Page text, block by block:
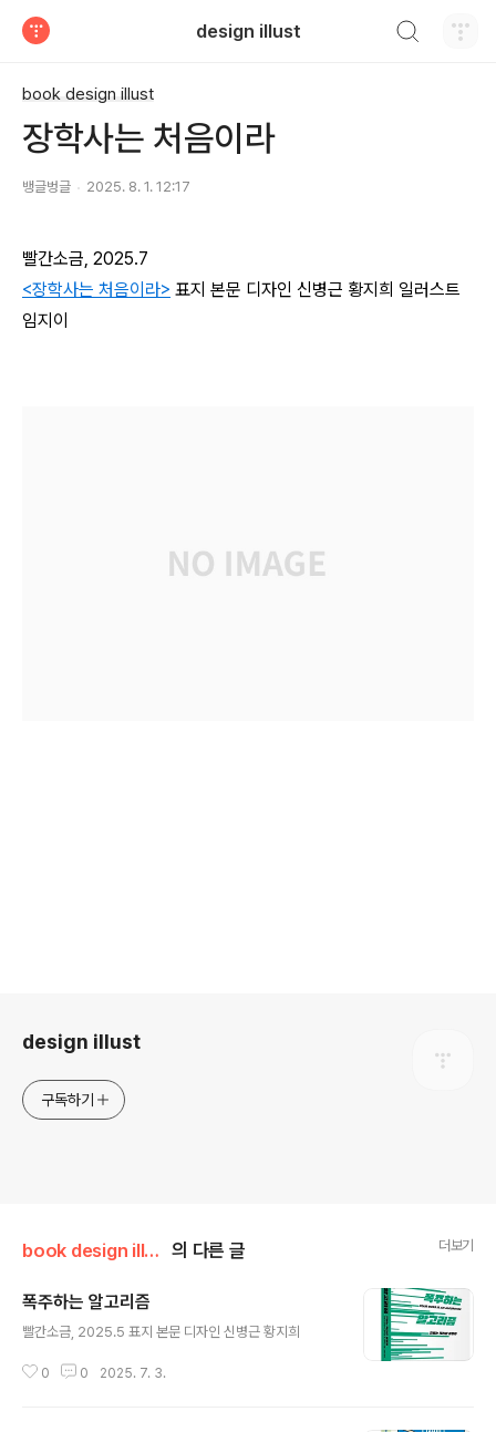
design illust
book design illust
장학사는 처음이라
뱅글벙글 2025. 8. 1. 12:17
빨간소금, 2025.7
<장학사는 처음이라> 표지 본문 디자인 신병근 황지희 일러스트
임지이
design illust
구독하기
book design illust 의 다른 글 더보기
폭주하는 알고리즘
빨간소금, 2025.5 표지 본문 디자인 신병근 황지희
0 0 2025. 7. 3.